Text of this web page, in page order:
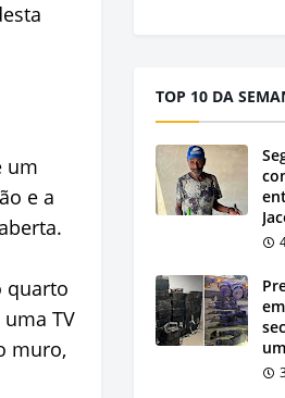
um
e a
quarto
TV
muro,
TOP 10 DA